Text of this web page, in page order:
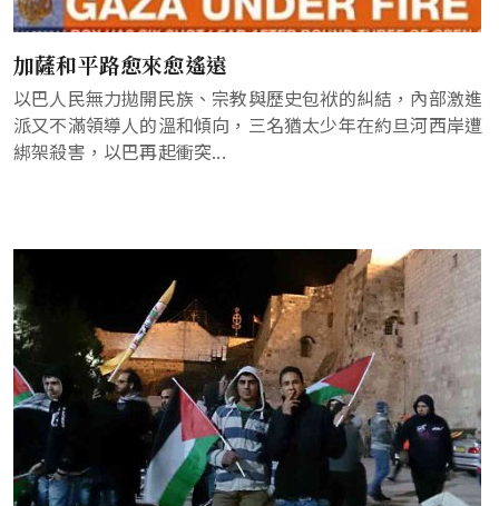
加薩和平路愈來愈遙遠
以巴人民無力拋開民族、宗教與歷史包袱的糾結，內部激進
派又不滿領導人的溫和傾向，三名猶太少年在約旦河西岸遭
綁架殺害，以巴再起衝突...